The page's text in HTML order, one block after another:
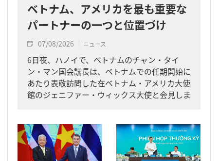
ベトナム、アメリカを最も重要な
パートナーの一つと位置づけ
07/08/2026 ニュース
6日夜、ハノイで、ベトナムのチャン・タイ
ン・マン国会議長は、ベトナムでの任期開始に
あたり表敬訪問した在ベトナム・アメリカ大使
館のジェニファー・ウィックス大使と会見しま